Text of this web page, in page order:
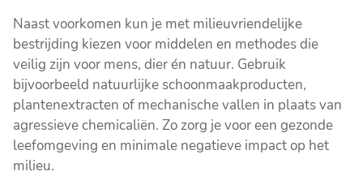
Naast voorkomen kun je met milieuvriendelijke
bestrijding kiezen voor middelen en methodes die
veilig zijn voor mens, dier én natuur. Gebruik
bijvoorbeeld natuurlijke schoonmaakproducten,
plantenextracten of mechanische vallen in plaats van
agressieve chemicaliën. Zo zorg je voor een gezonde
leefomgeving en minimale negatieve impact op het
milieu.